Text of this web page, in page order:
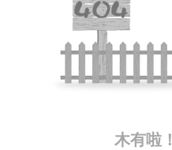
木有啦！